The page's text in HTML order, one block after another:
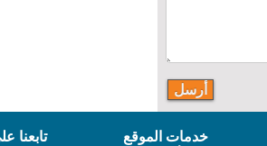
خدمات الموقع
تابعنا